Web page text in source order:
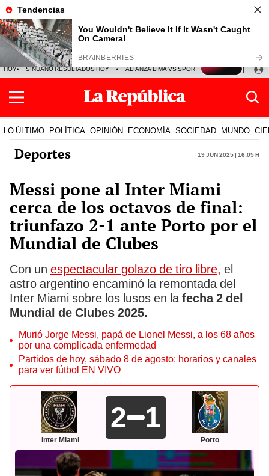
HOY SINUANO RESULTADOS HOY ALIANZA LIMA VS SPORT BOYS JORGE
LO ÚLTIMO POLÍTICA OPINIÓN ECONOMÍA SOCIEDAD MUNDO
Deportes 19 Jun 2025 | 16:05 h
Messi pone al Inter Miami
cerca de los octavos de final:
triunfazo 2-1 ante Porto por el
Mundial de Clubes
Con un espectacular golazo de tiro libre, el
astro argentino encaminó la remontada del
Inter Miami sobre los lusos en la fecha 2 del
Mundial de Clubes 2025.
Murió Jorge Messi, papá de Lionel Messi, a los 68 años
por una complicada enfermedad
Partidos de hoy, sábado 8 de agosto: horarios y canales
para ver fútbol EN VIVO
Inter Miami
2 1
Porto